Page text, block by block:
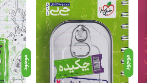
موجود موجود